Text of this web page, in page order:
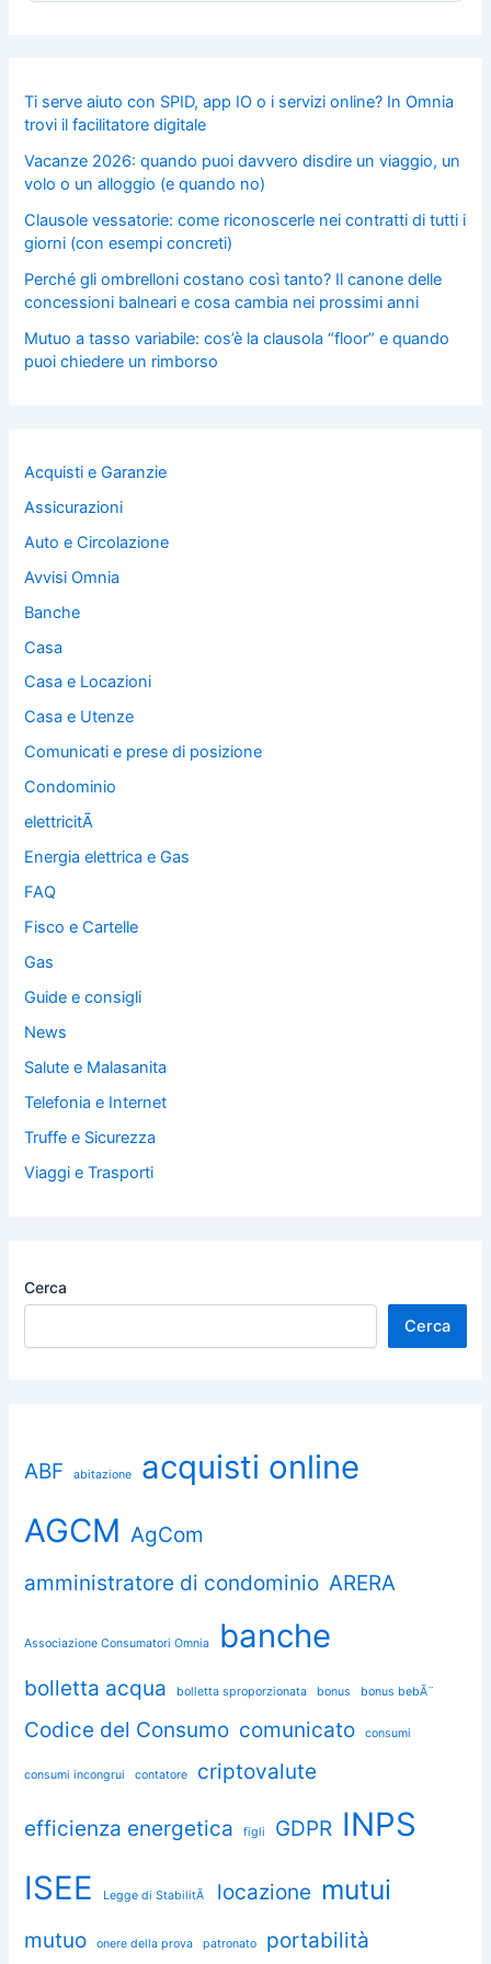
Ti serve aiuto con SPID, app IO o i servizi online? In Omnia
trovi il facilitatore digitale
Vacanze 2026: quando puoi davvero disdire un viaggio, un
volo o un alloggio (e quando no)
Clausole vessatorie: come riconoscerle nei contratti di tutti i
giorni (con esempi concreti)
Perché gli ombrelloni costano così tanto? Il canone delle
concessioni balneari e cosa cambia nei prossimi anni
Mutuo a tasso variabile: cos’è la clausola “floor” e quando
puoi chiedere un rimborso
Acquisti e Garanzie
Assicurazioni
Auto e Circolazione
Avvisi Omnia
Banche
Casa
Casa e Locazioni
Casa e Utenze
Comunicati e prese di posizione
Condominio
elettricitÃ
Energia elettrica e Gas
FAQ
Fisco e Cartelle
Gas
Guide e consigli
News
Salute e Malasanita
Telefonia e Internet
Truffe e Sicurezza
Viaggi e Trasporti
Cerca
Cerca
ABF abitazione
acquisti online
AGCM AgCom
amministratore di condominio ARERA
Associazione Consumatori Omnia banche
bolletta acqua bolletta sproporzionata bonus bonus bebÃ¨
Codice del Consumo comunicato consumi
consumi incongrui contatore criptovalute
efficienza energetica figli GDPR INPS
ISEE
Legge di StabilitÃ locazione mutui
mutuo onere della prova patronato
portabilità